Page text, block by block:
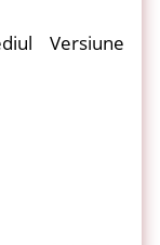
Versiune